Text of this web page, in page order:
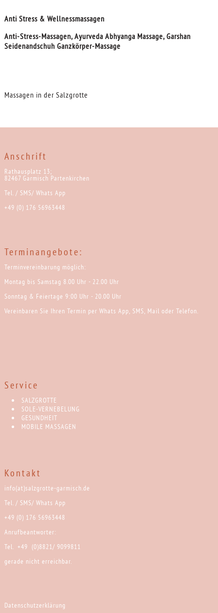
Anti Stress & Wellnessmassagen
Anti-Stress-Massagen, Ayurveda Abhyanga Massage, Garshan
Seidenandschuh Ganzkörper-Massage
Massagen in der Salzgrotte
Anschrift
Rathausplatz 13;
82467 Garmisch Partenkirchen
Tel. / SMS/ Whats App
+49 (0) 176 56963448
Terminangebote:
Terminvereinbarung möglich:
Montag bis Samstag 8.00 Uhr - 22.00 Uhr
Sonntag & Feiertage 9:00 Uhr - 20.00 Uhr
Vereinbaren Sie Ihren Termin per Whats App, SMS, Mail oder Telefon.
Service
SALZGROTTE
SOLE-VERNEBELUNG
GESUNDHEIT
MOBILE MASSAGEN
Kontakt
info(at)salzgrotte-garmisch.de
Tel. / SMS/ Whats App
+49 (0) 176 56963448
Anrufbeantworter:
Tel. +49 (0)8821/ 9099811
gerade nicht erreichbar.
Datenschutzerklärung